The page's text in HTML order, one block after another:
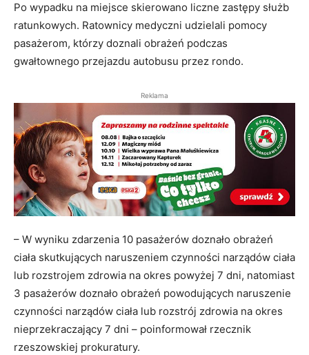
Po wypadku na miejsce skierowano liczne zastępy służb
ratunkowych. Ratownicy medyczni udzielali pomocy
pasażerom, którzy doznali obrażeń podczas
gwałtownego przejazdu autobusu przez rondo.
Reklama
– W wyniku zdarzenia 10 pasażerów doznało obrażeń
ciała skutkujących naruszeniem czynności narządów ciała
lub rozstrojem zdrowia na okres powyżej 7 dni, natomiast
3 pasażerów doznało obrażeń powodujących naruszenie
czynności narządów ciała lub rozstrój zdrowia na okres
nieprzekraczający 7 dni – poinformował rzecznik
rzeszowskiej prokuratury.